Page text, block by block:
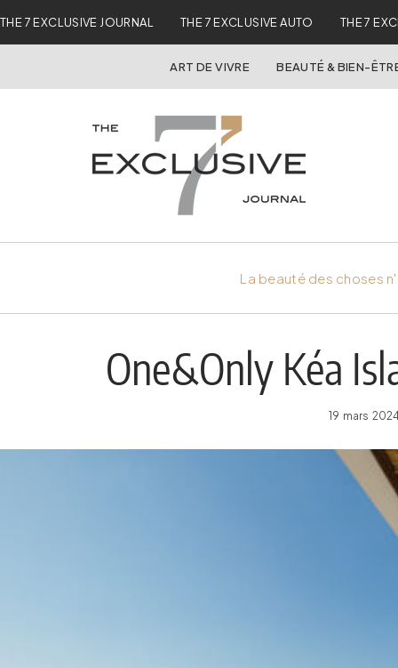
THE 7 EXCLUSIVE JOURNAL THE 7 EXCLUSIVE AUTO THE 7
ART DE VIVRE BEAUTÉ & BIEN-
La beauté des choses
One&Only Kéa
19 mars